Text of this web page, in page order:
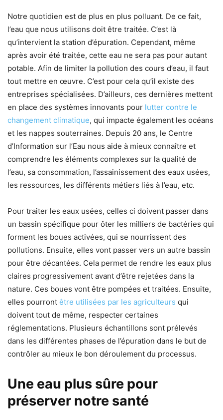
Notre quotidien est de plus en plus polluant. De ce fait,
l’eau que nous utilisons doit être traitée. C’est là
qu’intervient la station d’épuration. Cependant, même
après avoir été traitée, cette eau ne sera pas pour autant
potable. Afin de limiter la pollution des cours d’eau, il faut
tout mettre en œuvre. C’est pour cela qu’il existe des
entreprises spécialisées. D’ailleurs, ces dernières mettent
en place des systèmes innovants pour lutter contre le
changement climatique, qui impacte également les océans
et les nappes souterraines. Depuis 20 ans, le Centre
d’Information sur l’Eau nous aide à mieux connaître et
comprendre les éléments complexes sur la qualité de
l’eau, sa consommation, l’assainissement des eaux usées,
les ressources, les différents métiers liés à l’eau, etc.
Pour traiter les eaux usées, celles ci doivent passer dans
un bassin spécifique pour ôter les milliers de bactéries qui
forment les boues activées, qui se nourrissent des
pollutions. Ensuite, elles vont passer vers un autre bassin
pour être décantées. Cela permet de rendre les eaux plus
claires progressivement avant d’être rejetées dans la
nature. Ces boues vont être pompées et traitées. Ensuite,
elles pourront être utilisées par les agriculteurs qui
doivent tout de même, respecter certaines
réglementations. Plusieurs échantillons sont prélevés
dans les différentes phases de l’épuration dans le but de
contrôler au mieux le bon déroulement du processus.
Une eau plus sûre pour
préserver notre santé